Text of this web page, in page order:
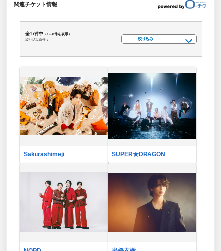
関連チケット情報
全17件中 （1～8件を表示）
絞り込み条件：
絞り込み
Sakurashimeji SUPER★DRAGON